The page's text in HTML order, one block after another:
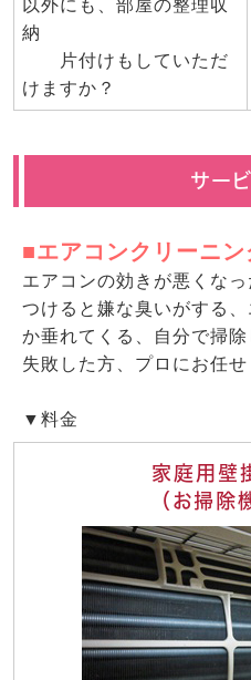
以外にも、部屋の整理収
納
片付けもしていただ
けますか？
サー
■エアコンクリーニ
エアコンの効きが悪くな
つけると嫌な臭いがする
か垂れてくる、自分で掃
失敗した方、プロにお任せ
▼料金
家庭用壁
（お掃除